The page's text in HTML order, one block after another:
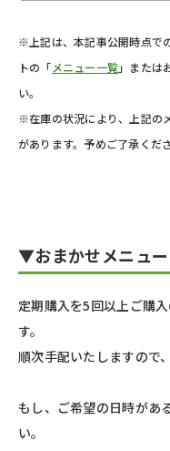
※上記は、本記事公開時点で
トの「メニュー一覧」または
い。
※在庫の状況により、上記の
があります。予めご了承くださ
▼おまかせメニュ
定期購入を5回以上ご購
す。
順次手配いたしますので
もし、ご希望の日時があ
い。